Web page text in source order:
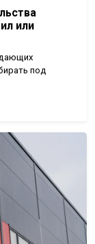
или
под